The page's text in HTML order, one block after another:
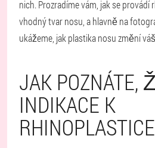
nich. Prozradíme vám, jak se provádí
vhodný tvar nosu, a hlavně na
ukážeme, jak plastika nosu změní
JAK POZNÁTE,
INDIKACE K